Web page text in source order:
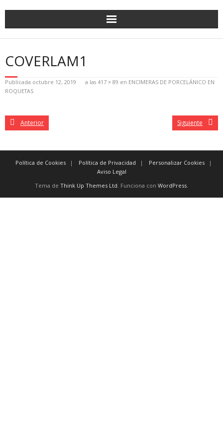
COVERLAM1
Publicada octubre 12, 2019 a las 417 × 89 en ENCIMERAS DE PORCELÁNICO EN
ROQUETAS
Anterior Siguiente
Política de Cookies Política de Privacidad
Personalizar Cookies
Aviso Legal
Tema de Think Up Themes Ltd. Funciona con WordPress.